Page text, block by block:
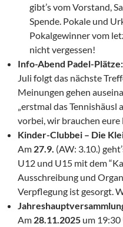
gibt’s vom Vorstand,
Spende. Pokale und
Pokalgewinner vom
nicht vergessen!
Info-Abend Padel-Plätze:
Juli folgt das nächste
Meinungen gehen
„erstmal das Tennishäusl
vorbei, wir brauchen
Kinder-Clubbei – Die
Am 27.9. (AW: 3.10.)
U12 und U15 mit dem
Ausschreibung und
Verpflegung ist gesorgt.
Am 28.11.2025 um